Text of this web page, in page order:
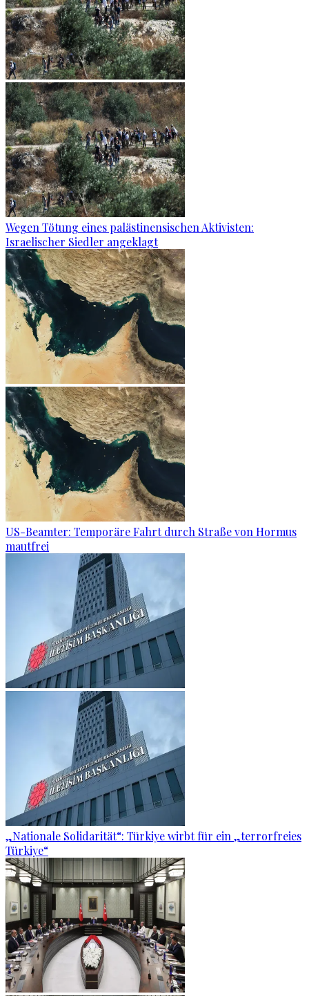
Wegen Tötung eines palästinensischen Aktivisten:
Israelischer Siedler angeklagt
US-Beamter: Temporäre Fahrt durch Straße von Hormus
mautfrei
„Nationale Solidarität“: Türkiye wirbt für ein „terrorfreies
Türkiye“